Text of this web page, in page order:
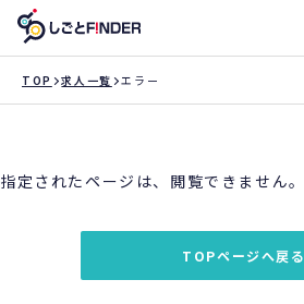
トライアローへ登録
支店一覧
TOP 求人一覧 エラー
指定されたページは、閲覧できません。
TOPページへ戻る